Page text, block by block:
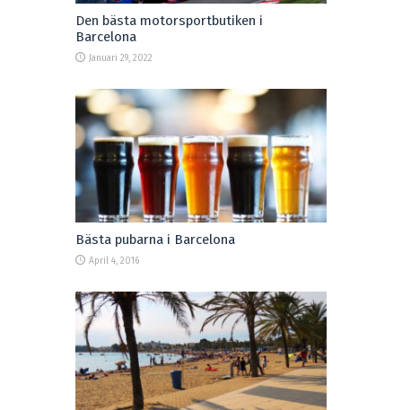
Den bästa motorsportbutiken i
Barcelona
Januari 29, 2022
Bästa pubarna i Barcelona
April 4, 2016